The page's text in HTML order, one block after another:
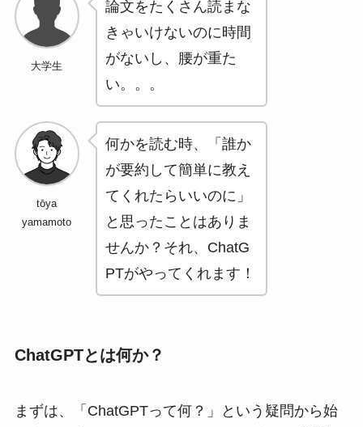
大学生
論文をたくさん読まな
きゃいけないのに時間
がないし、腰が重た
い。。。
tōya
yamamoto
何かを読む時、「誰か
が要約して簡単に教え
てくれたらいいのに」
と思ったことはありま
せんか？それ、ChatG
PTがやってくれます！
ChatGPTとは何か？
まずは、「ChatGPTって何？」という疑問から始